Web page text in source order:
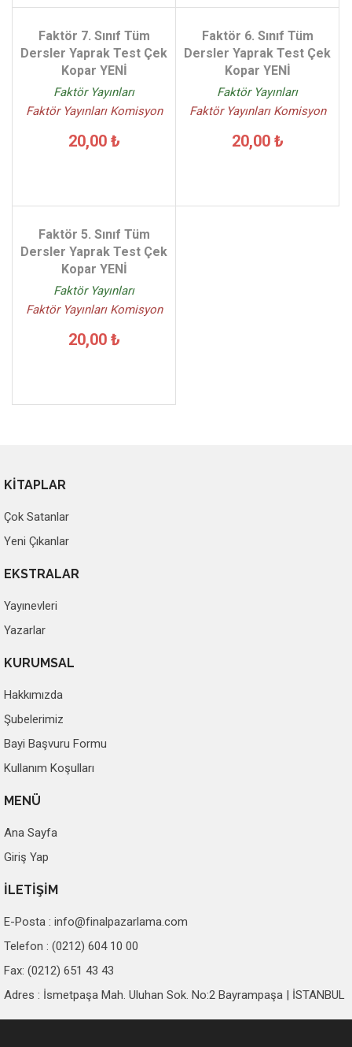
Faktör 7. Sınıf Tüm
Dersler Yaprak Test Çek
Kopar YENİ
Faktör Yayınları
Faktör Yayınları Komisyon
20,00 ₺
Faktör 6. Sınıf Tüm
Dersler Yaprak Test Çek
Kopar YENİ
Faktör Yayınları
Faktör Yayınları Komisyon
20,00 ₺
Faktör 5. Sınıf Tüm
Dersler Yaprak Test Çek
Kopar YENİ
Faktör Yayınları
Faktör Yayınları Komisyon
20,00 ₺
KİTAPLAR
Çok Satanlar
Yeni Çıkanlar
EKSTRALAR
Yayınevleri
Yazarlar
KURUMSAL
Hakkımızda
Şubelerimiz
Bayi Başvuru Formu
Kullanım Koşulları
MENÜ
Ana Sayfa
Giriş Yap
İLETİŞİM
E-Posta : info@finalpazarlama.com
Telefon : (0212) 604 10 00
Fax: (0212) 651 43 43
Adres : İsmetpaşa Mah. Uluhan Sok. No:2 Bayrampaşa | İSTANBUL